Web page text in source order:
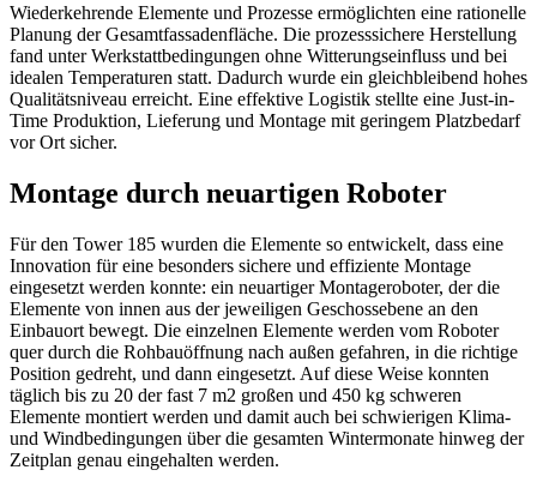
Wiederkehrende Elemente und Prozesse ermöglichten eine rationelle
Planung der Gesamtfassadenfläche. Die prozesssichere Herstellung
fand unter Werkstattbedingungen ohne Witterungseinfluss und bei
idealen Temperaturen statt. Dadurch wurde ein gleichbleibend hohes
Qualitätsniveau erreicht. Eine effektive Logistik stellte eine Just-in-
Time Produktion, Lieferung und Montage mit geringem Platzbedarf
vor Ort sicher.
Montage durch neuartigen Roboter
Für den Tower 185 wurden die Elemente so entwickelt, dass eine
Innovation für eine besonders sichere und effiziente Montage
eingesetzt werden konnte: ein neuartiger Montageroboter, der die
Elemente von innen aus der jeweiligen Geschossebene an den
Einbauort bewegt. Die einzelnen Elemente werden vom Roboter
quer durch die Rohbauöffnung nach außen gefahren, in die richtige
Position gedreht, und dann eingesetzt. Auf diese Weise konnten
täglich bis zu 20 der fast 7 m2 großen und 450 kg schweren
Elemente montiert werden und damit auch bei schwierigen Klima-
und Windbedingungen über die gesamten Wintermonate hinweg der
Zeitplan genau eingehalten werden.